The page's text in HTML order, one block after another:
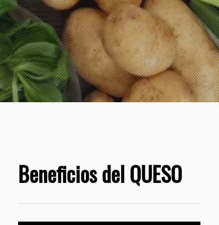
Beneficios del QUESO